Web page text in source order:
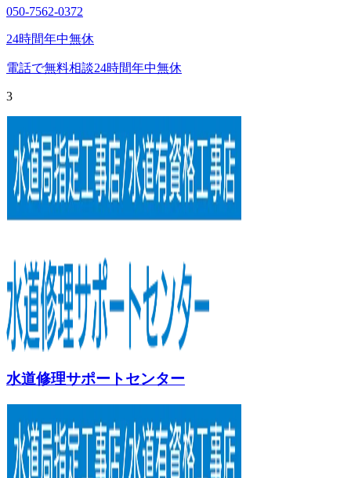
050-7562-0372
24時間年中無休
電話で無料相談24時間年中無休
3
水道修理サポートセンター